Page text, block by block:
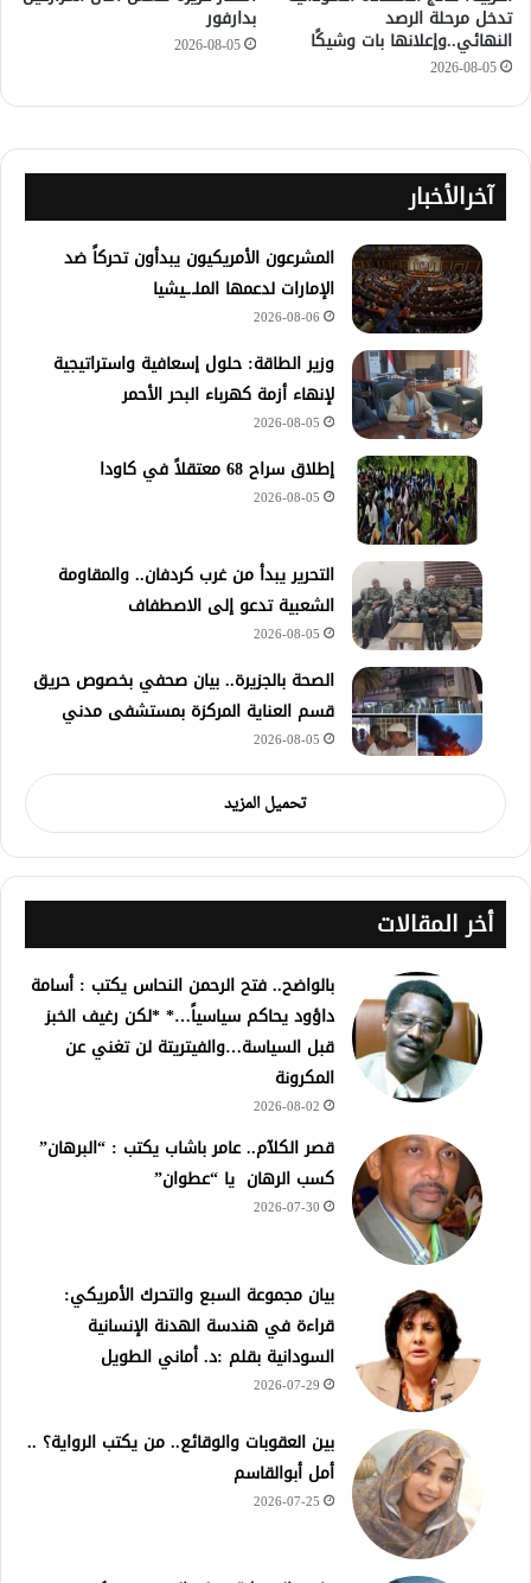
تدخل مرحلة الرصد
النهائي..وإعلانها بات وشيكًا
2026-08-05
بدارفور
2026-08-05
آخرالأخبار
المشرعون الأمريكيون يبدأون تحركاً ضد
الإمارات لدعمها الملـ.ـيشيا
2026-08-06
وزير الطاقة: حلول إسعافية واستراتيجية
لإنهاء أزمة كهرباء البحر الأحمر
2026-08-05
إطلاق سراح 68 معتقلاً في كاودا
2026-08-05
التحرير يبدأ من غرب كردفان.. والمقاومة
الشعبية تدعو إلى الاصطفاف
2026-08-05
الصحة بالجزيرة.. بيان صحفي بخصوص حريق
قسم العناية المركزة بمستشفى مدني
2026-08-05
تحميل المزيد
أخر المقالات
بالواضح.. فتح الرحمن النحاس يكتب : أسامة
داؤود يحاكم سياسياً…* *لكن رغيف الخبز
قبل السياسة…والفيتريتة لن تغني عن
المكرونة
2026-08-02
قصر الكلآم.. عامر باشاب يكتب : “البرهان”
كسب الرهان يا “عطوان”
2026-07-30
بيان مجموعة السبع والتحرك الأمريكي:
قراءة في هندسة الهدنة الإنسانية
السودانية بقلم :د. أماني الطويل
2026-07-29
بين العقوبات والوقائع.. من يكتب الرواية؟ ..
أمل أبوالقاسم
2026-07-25